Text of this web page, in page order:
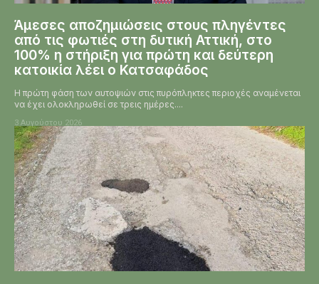
Άμεσες αποζημιώσεις στους πληγέντες
από τις φωτιές στη δυτική Αττική, στο
100% η στήριξη για πρώτη και δεύτερη
κατοικία λέει ο Κατσαφάδος
Η πρώτη φάση των αυτοψιών στις πυρόπληκτες περιοχές αναμένεται
να έχει ολοκληρωθεί σε τρεις ημέρες....
3 Αυγούστου 2026